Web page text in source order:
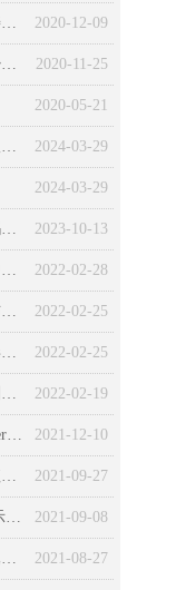
2020-12-09
疫情面前，没有人能够独善其身（一）健康篇
2020-11-25
2020年感冒人群大幅度减少，不感冒意味着身体变好？
2020-05-21
2024-03-29
了解肺结核，共同守护呼吸健康
2024-03-29
2023-10-13
基于靶点的药物发现有效吗？所有药物的发现和“非靶向”机制
2022-02-28
创新药上市再提速！药审中心发布最新《加快创新药上市申请审评工作程序（试行）》征求意见稿
2022-02-25
《麻省理工科技评论》发布2022年全球十大突破性技术
2022-02-25
《新型冠状病毒肺炎抗病毒新药临床试验技术指导原则（试行）》发布
2022-02-19
益普索发布2022年全球预测：新冠、环境、经济、社会、技术……
2021-12-10
Devant l’épidémie, aucune personne ne pouvait pas être épargnée (Chapitre 3 : la société) : Le COVID-19 « kidnappé » par la politique, l’économie et la morale
2021-09-27
新药研发为何要以临床价值为导向？药监局首次权威解读
2021-09-08
疫情再次击垮信心 数据显示全球经济复苏依然寸步难行
2021-08-27
中国医疗大健康市场规模已达13万亿元，院外健康管理成未来投资热点